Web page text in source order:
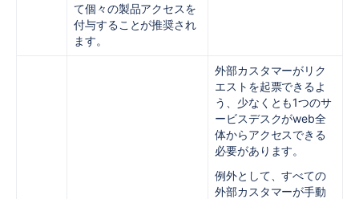
て個々の製品アクセスを
付与することが推奨され
ます。
外部カスタマーがリク
エストを起票できるよ
う、少なくとも1つのサ
ービスデスクがweb全
体からアクセスできる
必要があります。
例外として、すべての
外部カスタマーが手動